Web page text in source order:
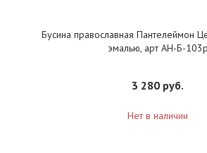
Бусина православная Пантелеймон
эмалью, арт АН-Б-103р
3 280 руб.
Нет в наличии